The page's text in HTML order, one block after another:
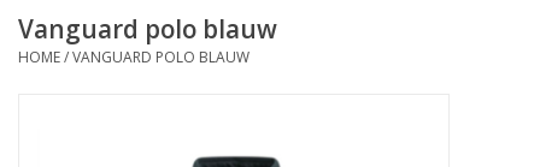
KADOBONNEN
Vanguard polo blauw
HOME/VANGUARD POLO BLAUW